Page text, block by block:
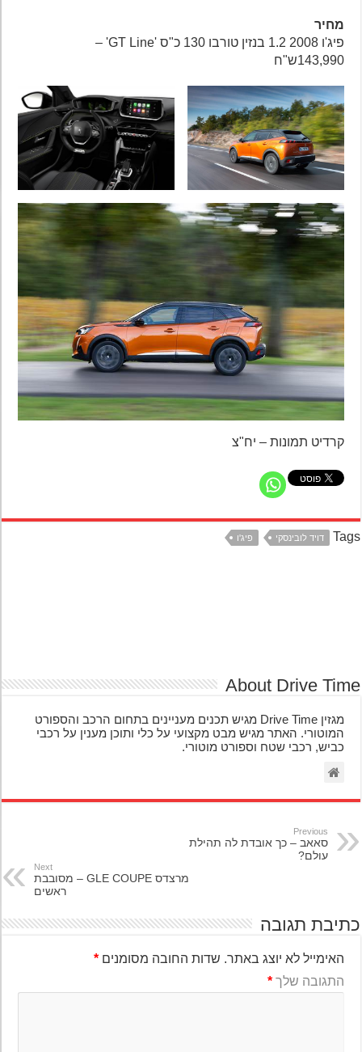
מחיר
פיג'ו 2008 1.2 בנזין טורבו 130 כ"ס 'GT Line' –
143,990ש"ח
קרדיט תמונות – יח"צ
דויד לובינסקי פיג'ו
About Drive
מגזין Drive Time מגיש תכנים מעניינים בתחום הרכב והספורט
המוטורי. האתר מגיש מבט מקצועי על כלי ותוכן מענין על רכבי
כביש, רכבי שטח וספורט מוטורי.
Previous
סאאב – כך אובדת לה תהילת
עולם?
Next
מרצדס GLE COUPE – מסובבת
ראשים
תגובה
האימייל לא יוצג באתר. שדות החובה מסומנים*
התגובה שלך*